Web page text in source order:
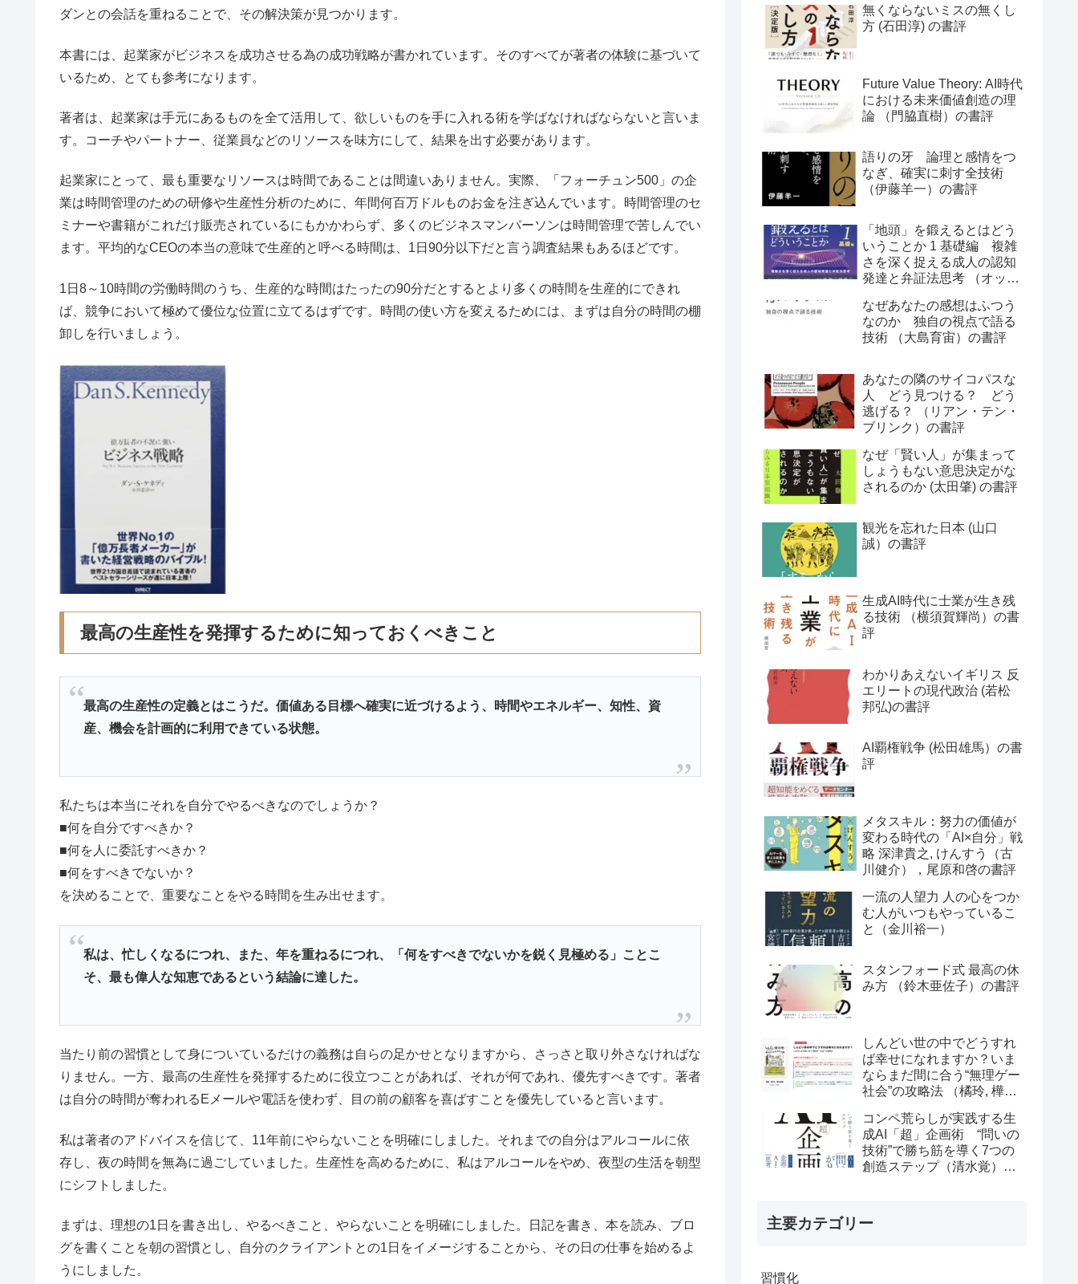
ダンとの会話を重ねることで、その解決策が見つかります。
本書には、起業家がビジネスを成功させる為の成功戦略が書かれています。そのすべてが著者の体験に基づいて
いるため、とても参考になります。
著者は、起業家は手元にあるものを全て活用して、欲しいものを手に入れる術を学ばなければならないと言いま
す。コーチやパートナー、従業員などのリソースを味方にして、結果を出す必要があります。
起業家にとって、最も重要なリソースは時間であることは間違いありません。実際、「フォーチュン500」の企
業は時間管理のための研修や生産性分析のために、年間何百万ドルものお金を注ぎ込んでいます。時間管理のセ
ミナーや書籍がこれだけ販売されているにもかかわらず、多くのビジネスマンパーソンは時間管理で苦しんでい
ます。平均的なCEOの本当の意味で生産的と呼べる時間は、1日90分以下だと言う調査結果もあるほどです。
1日8～10時間の労働時間のうち、生産的な時間はたったの90分だとするとより多くの時間を生産的にできれ
ば、競争において極めて優位な位置に立てるはずです。時間の使い方を変えるためには、まずは自分の時間の棚
卸しを行いましょう。
最高の生産性を発揮するために知っておくべきこと
最高の生産性の定義とはこうだ。価値ある目標へ確実に近づけるよう、時間やエネルギー、知性、資
産、機会を計画的に利用できている状態。
私たちは本当にそれを自分でやるべきなのでしょうか？
■何を自分ですべきか？
■何を人に委託すべきか？
■何をすべきでないか？
を決めることで、重要なことをやる時間を生み出せます。
私は、忙しくなるにつれ、また、年を重ねるにつれ、「何をすべきでないかを鋭く見極める」ことこ
そ、最も偉人な知恵であるという結論に達した。
当たり前の習慣として身についているだけの義務は自らの足かせとなりますから、さっさと取り外さなければな
りません。一方、最高の生産性を発揮するために役立つことがあれば、それが何であれ、優先すべきです。著者
は自分の時間が奪われるEメールや電話を使わず、目の前の顧客を喜ばすことを優先していると言います。
私は著者のアドバイスを信じて、11年前にやらないことを明確にしました。それまでの自分はアルコールに依
存し、夜の時間を無為に過ごしていました。生産性を高めるために、私はアルコールをやめ、夜型の生活を朝型
にシフトしました。
まずは、理想の1日を書き出し、やるべきこと、やらないことを明確にしました。日記を書き、本を読み、ブロ
グを書くことを朝の習慣とし、自分のクライアントとの1日をイメージすることから、その日の仕事を始めるよ
うにしました。
無くならないミスの無くし
方 (石田淳) の書評
Future Value Theory: AI時代
における未来価値創造の理
論 （門脇直樹）の書評
語りの牙 論理と感情をつ
なぎ、確実に刺す全技術
（伊藤羊一）の書評
「地頭」を鍛えるとはどう
いうことか 1 基礎編 複雑
さを深く捉える成人の認知
発達と弁証法思考 （オット
なぜあなたの感想はふつう
なのか 独自の視点で語る
技術 （大島育宙）の書評
あなたの隣のサイコパスな
人 どう見つける？ どう
逃げる？ （リアン・テン・
ブリンク）の書評
なぜ「賢い人」が集まって
しょうもない意思決定がな
されるのか (太田肇) の書評
観光を忘れた日本 (山口
誠）の書評
生成AI時代に士業が生き残
る技術 （横須賀輝尚）の書
評
わかりあえないイギリス 反
エリートの現代政治 (若松
邦弘)の書評
AI覇権戦争 (松田雄馬）の書
評
メタスキル：努力の価値が
変わる時代の「AI×自分」戦
略 深津貴之, けんすう（古
川健介），尾原和啓の書評
一流の人望力 人の心をつか
む人がいつもやっているこ
と（金川裕一）
スタンフォード式 最高の休
み方 （鈴木亜佐子）の書評
しんどい世の中でどうすれ
ば幸せになれますか？いま
ならまだ間に合う“無理ゲー
社会”の攻略法 （橘玲, 樺山
コンペ荒らしが実践する生
成AI「超」企画術 “問いの
技術”で勝ち筋を導く7つの
創造ステップ（清水覚）の
主要カテゴリー
習慣化